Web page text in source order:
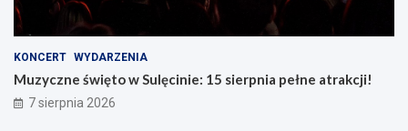
KONCERT WYDARZENIA
Muzyczne święto w Sulęcinie: 15 sierpnia pełne atrakcji!
7 sierpnia 2026